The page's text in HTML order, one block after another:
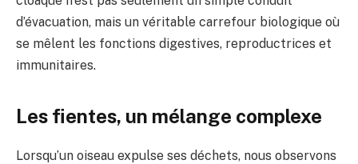
d’évacuation, mais un véritable carrefour biologique où
se mêlent les fonctions digestives, reproductrices et
immunitaires.
Les fientes, un mélange complexe
Lorsqu’un oiseau expulse ses déchets, nous observons